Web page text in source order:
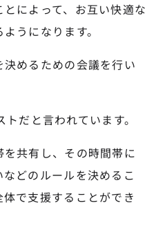
によって、お互い快適な
うになります。
めるための会議を行い
だと言われています。
共有し、その時間帯に
どのルールを決めるこ
で支援することができ